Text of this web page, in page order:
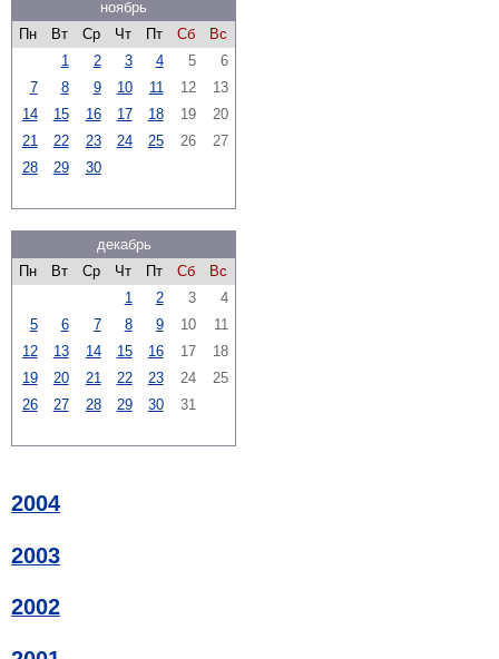
ноябрь
Пн
Вт Ср Чт Пт Сб
Вс
1
2 3 4 5
6
7
8 9 10 11 12
13
14
15 16 17 18 19
20
21
22 23 24 25 26
27
28
29 30
декабрь
Пн
Вт Ср Чт Пт Сб
Вс
1
2 3
4
5
6 7 8 9 10
11
12
13 14 15 16 17
18
19
20 21 22 23 24
25
26
27 28 29 30 31
2004
2003
2002